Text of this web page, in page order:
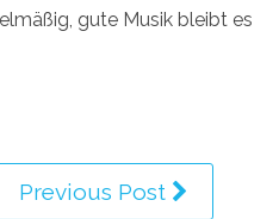
gute Musik bleibt es
Previous Post